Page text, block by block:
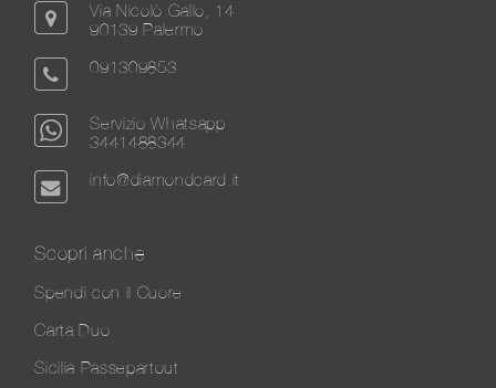
Via Nicolò Gallo, 14
90139 Palermo
091309853
Servizio Whatsapp
3441488344
info@diamondcard.it
Scopri anche
Spendi con il Cuore
Carta Duo
Sicilia Passepartout